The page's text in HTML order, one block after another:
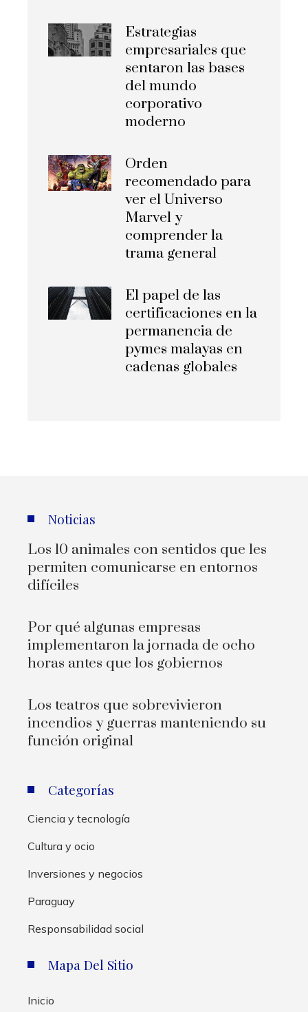
Estrategias
empresariales que
sentaron las bases
del mundo
corporativo
moderno
Orden
recomendado para
ver el Universo
Marvel y
comprender la
trama general
El papel de las
certificaciones en la
permanencia de
pymes malayas en
cadenas globales
Noticias
Los 10 animales con sentidos que les
permiten comunicarse en entornos
difíciles
Por qué algunas empresas
implementaron la jornada de ocho
horas antes que los gobiernos
Los teatros que sobrevivieron
incendios y guerras manteniendo su
función original
Categorías
Ciencia y tecnología
Cultura y ocio
Inversiones y negocios
Paraguay
Responsabilidad social
Mapa Del Sitio
Inicio